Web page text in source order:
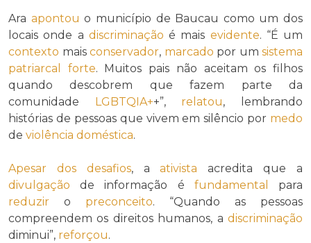
Ara apontou o município de Baucau como um dos
locais onde a discriminação é mais evidente. “É um
contexto mais conservador, marcado por um sistema
patriarcal forte. Muitos pais não aceitam os filhos
quando descobrem que fazem parte da
comunidade
LGBTQIA++”, relatou, lembrando
histórias de pessoas que vivem em silêncio por medo
de violência doméstica.
Apesar dos desafios, aativista acredita que a
divulgação de informação é fundamental
para
reduzir o preconceito. “Quando as pessoas
compreendem os direitos humanos, a discriminação
diminui”, reforçou.